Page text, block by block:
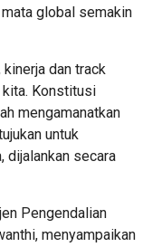
global semakin
dan track
kita. Konstitusi
mengamanatkan
untuk
dijalankan secara
Pengendalian
menyampaikan